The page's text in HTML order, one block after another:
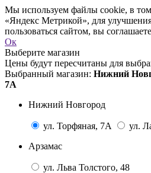
Мы используем файлы cookie, в
«Яндекс Метрикой», для
пользоваться сайтом, вы
Ок
Выберите магазин
Цены будут пересчитаны для
Выбранный магазин: Нижний
7А
Нижний Новгород
ул. Торфяная, 7А
ул.
Арзамас
ул. Льва Толстого, 48